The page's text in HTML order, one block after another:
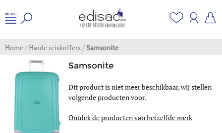
Home/Harde reiskoffers/ Samsonite
Samsonite
Dit product is niet meer beschikbaar, wij stellen
volgende producten voor.
Ontdek de producten van hetzelfde merk